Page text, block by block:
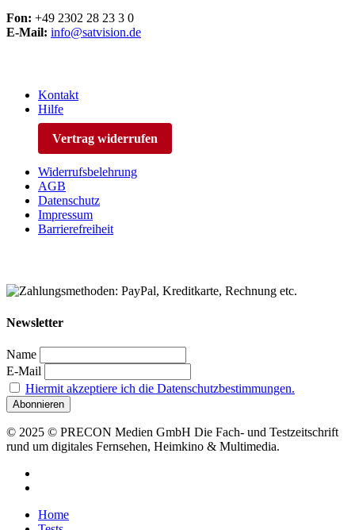
Fon: +49 2302 28 23 3 0
E-Mail: info@satvision.de
Kontakt
Hilfe
Vertrag widerrufen
Widerrufsbelehrung
AGB
Datenschutz
Impressum
Barrierefreiheit
Newsletter
Name
E-Mail
Hiermit akzeptiere ich die Datenschutzbestimmungen.
© 2025 © PRECON Medien GmbH Die Fach- und Testzeitschrift
rund um digitales Fernsehen, Heimkino & Multimedia.
Close
Home